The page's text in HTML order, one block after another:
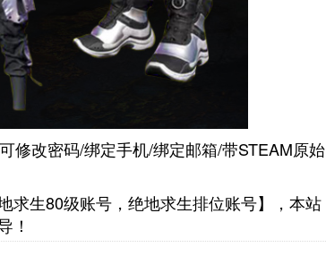
修改密码/绑定手机/绑定邮箱/带STEAM原始
求生80级账号，绝地求生排位账号】，本站
！